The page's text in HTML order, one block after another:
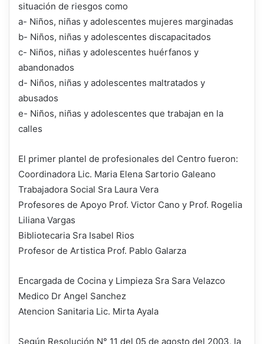
situación de riesgos como
a- Niños, niñas y adolescentes mujeres marginadas
b- Niños, niñas y adolescentes discapacitados
c- Niños, niñas y adolescentes huérfanos y
abandonados
d- Niños, niñas y adolescentes maltratados y
abusados
e- Niños, niñas y adolescentes que trabajan en la
calles
El primer plantel de profesionales del Centro fueron:
Coordinadora Lic. Maria Elena Sartorio Galeano
Trabajadora Social Sra Laura Vera
Profesores de Apoyo Prof. Victor Cano y Prof. Rogelia
Liliana Vargas
Bibliotecaria Sra Isabel Rios
Profesor de Artistica Prof. Pablo Galarza
Encargada de Cocina y Limpieza Sra Sara Velazco
Medico Dr Angel Sanchez
Atencion Sanitaria Lic. Mirta Ayala
Según Resolución N° 11 del 05 de agosto del 2003, la